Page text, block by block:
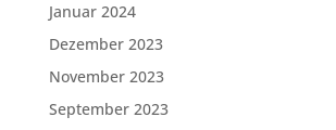
Januar 2024
Dezember 2023
November 2023
September 2023